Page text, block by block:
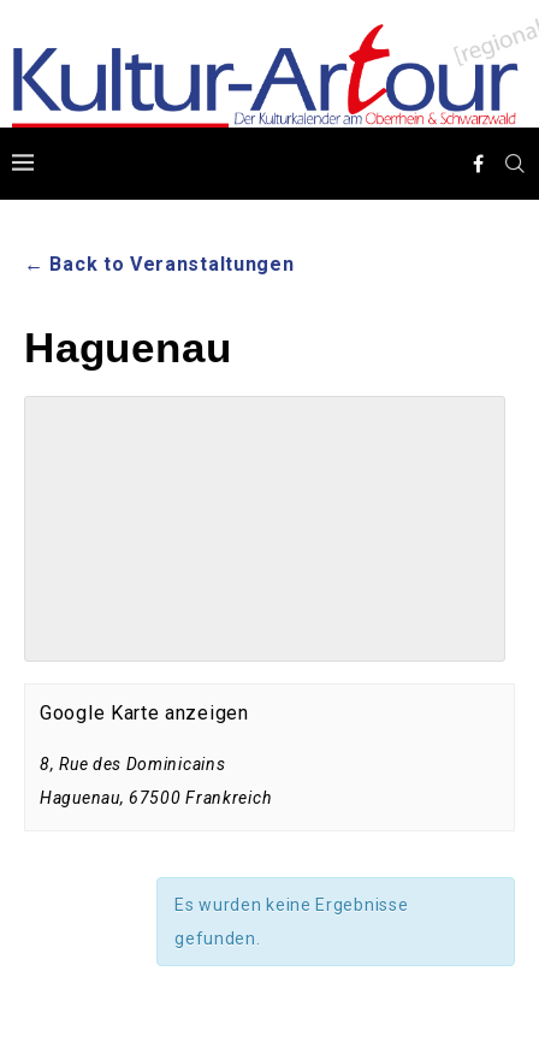
← Back to Veranstaltungen
Haguenau
Google Karte anzeigen
8, Rue des Dominicains
Haguenau, 67500 Frankreich
Es wurden keine Ergebnisse
gefunden.